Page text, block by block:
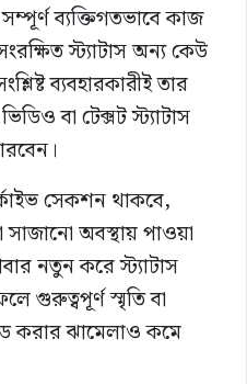
ব্যক্তিগতভাবে কাজ
স্ট্যাটাস অন্য কেউ
ব্যবহারকারীই তার
বা টেক্সট স্ট্যাটাস
সেকশন থাকবে,
অবস্থায় পাওয়া
নতুন করে স্ট্যাটাস
গুরুত্বপূর্ণ স্মৃতি বা
করার ঝামেলাও কমে